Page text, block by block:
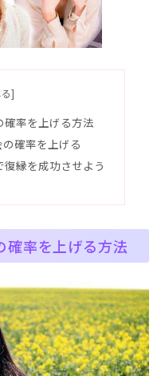
率を上げる方法
確率を上げる
縁を成功させよう
確率を上げる方法